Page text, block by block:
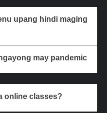
upang hindi maging
may pandemic
online classes?